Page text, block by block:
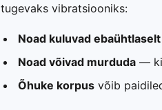
tugevaks vibratsiooniks:
Noad kuluvad ebaühtlaselt
Noad võivad murduda—
Õhuke korpusvõib